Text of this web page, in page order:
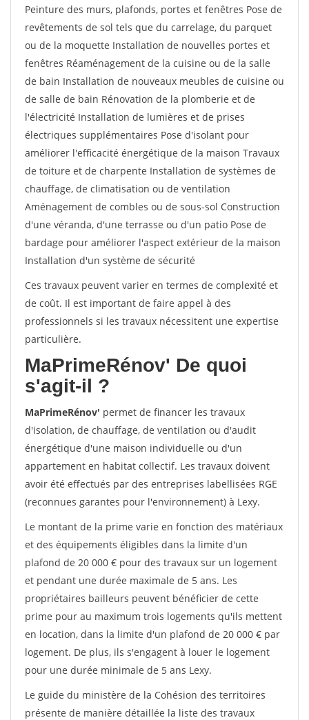
Peinture des murs, plafonds, portes et fenêtres Pose de
revêtements de sol tels que du carrelage, du parquet
ou de la moquette Installation de nouvelles portes et
fenêtres Réaménagement de la cuisine ou de la salle
de bain Installation de nouveaux meubles de cuisine ou
de salle de bain Rénovation de la plomberie et de
l'électricité Installation de lumières et de prises
électriques supplémentaires Pose d'isolant pour
améliorer l'efficacité énergétique de la maison Travaux
de toiture et de charpente Installation de systèmes de
chauffage, de climatisation ou de ventilation
Aménagement de combles ou de sous-sol Construction
d'une véranda, d'une terrasse ou d'un patio Pose de
bardage pour améliorer l'aspect extérieur de la maison
Installation d'un système de sécurité
Ces travaux peuvent varier en termes de complexité et
de coût. Il est important de faire appel à des
professionnels si les travaux nécessitent une expertise
particulière.
MaPrimeRénov' De quoi
s'agit-il ?
MaPrimeRénov' permet de financer les travaux
d'isolation, de chauffage, de ventilation ou d'audit
énergétique d'une maison individuelle ou d'un
appartement en habitat collectif. Les travaux doivent
avoir été effectués par des entreprises labellisées RGE
(reconnues garantes pour l'environnement) à Lexy.
Le montant de la prime varie en fonction des matériaux
et des équipements éligibles dans la limite d'un
plafond de 20 000 € pour des travaux sur un logement
et pendant une durée maximale de 5 ans. Les
propriétaires bailleurs peuvent bénéficier de cette
prime pour au maximum trois logements qu'ils mettent
en location, dans la limite d'un plafond de 20 000 € par
logement. De plus, ils s'engagent à louer le logement
pour une durée minimale de 5 ans Lexy.
Le guide du ministère de la Cohésion des territoires
présente de manière détaillée la liste des travaux